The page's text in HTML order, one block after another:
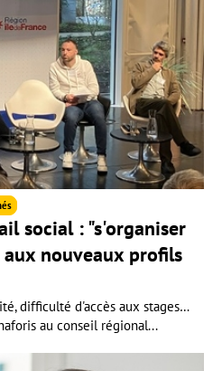
social : "s'organiser
nouveaux profils
difficulté d'accès aux stages…
au conseil régional...